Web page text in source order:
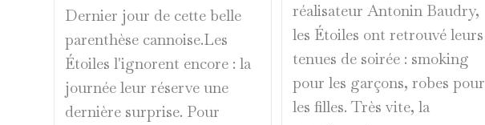
Dernier jour de cette belle
parenthèse cannoise.Les
Étoiles l'ignorent encore : la
journée leur réserve une
dernière surprise. Pour
réalisateur Antonin Baudry,
les Étoiles ont retrouvé leurs
tenues de soirée : smoking
pour les garçons, robes pour
les filles. Très vite, la